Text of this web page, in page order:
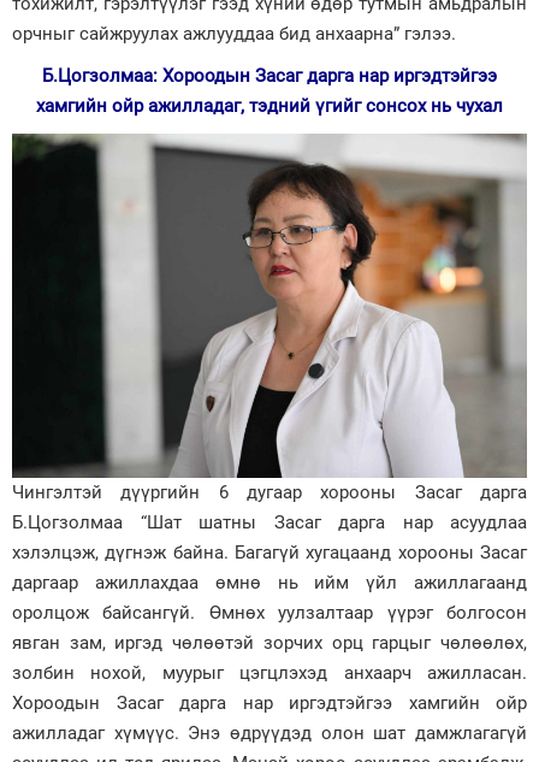
орчныг сайжруулах ажлууддаа бид анхаарна” гэлээ.
Б.Цогзолмаа: Хороодын Засаг дарга нар иргэдтэйгээ
хамгийн ойр ажилладаг, тэдний үгийг сонсох нь чухал
Чингэлтэй дүүргийн 6 дугаар хорооны Засаг дарга
Б.Цогзолмаа “Шат шатны Засаг дарга нар асуудлаа
хэлэлцэж, дүгнэж байна. Багагүй хугацаанд хорооны Засаг
даргаар ажиллахдаа өмнө нь ийм үйл ажиллагаанд
оролцож байсангүй. Өмнөх уулзалтаар үүрэг болгосон
явган зам, иргэд чөлөөтэй зорчих орц гарцыг чөлөөлөх,
золбин нохой, муурыг цэгцлэхэд анхаарч ажилласан.
Хороодын Засаг дарга нар иргэдтэйгээ хамгийн ойр
ажилладаг хүмүүс. Энэ өдрүүдэд олон шат дамжлагагүй